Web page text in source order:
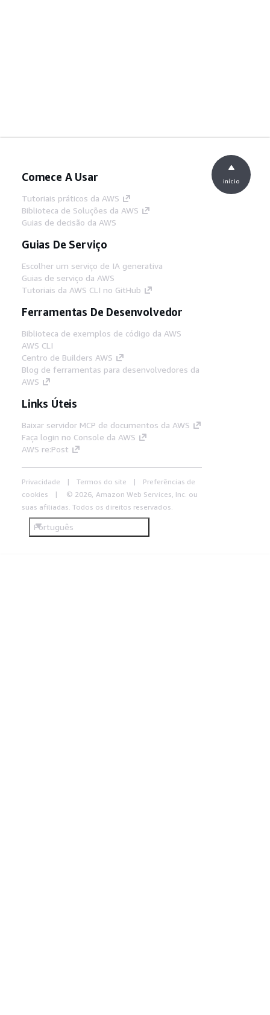
Comece A Usar
Tutoriais práticos da AWS
Biblioteca de Soluções da AWS
Guias de decisão da AWS
Guias De Serviço
Escolher um serviço de IA generativa
Guias de serviço da AWS
Tutoriais da AWS CLI no GitHub
Ferramentas De Desenvolvedor
Biblioteca de exemplos de código da AWS
AWS CLI
Centro de Builders AWS
Blog de ferramentas para desenvolvedores da
AWS
Links Úteis
Baixar servidor MCP de documentos da AWS
Faça login no Console da AWS
AWS re:Post
Privacidade Termos do site
Preferências de
cookies
© 2026, Amazon Web Services, Inc. ou
suas afiliadas. Todos os direitos reservados.
Português
início